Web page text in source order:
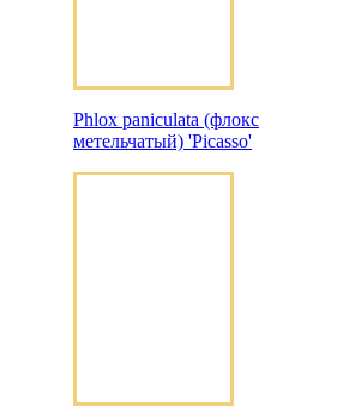
Phlox paniculata (флокс
метельчатый) 'Picasso'